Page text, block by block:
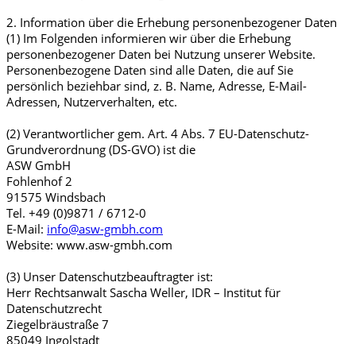
2. Information über die Erhebung personenbezogener Daten
(1) Im Folgenden informieren wir über die Erhebung
personenbezogener Daten bei Nutzung unserer Website.
Personenbezogene Daten sind alle Daten, die auf Sie
persönlich beziehbar sind, z. B. Name, Adresse, E-Mail-
Adressen, Nutzerverhalten, etc.
(2) Verantwortlicher gem. Art. 4 Abs. 7 EU-Datenschutz-
Grundverordnung (DS-GVO) ist die
ASW GmbH
Fohlenhof 2
91575 Windsbach
Tel. +49 (0)9871 / 6712-0
E-Mail: info@asw-gmbh.com
Website: www.asw-gmbh.com
(3) Unser Datenschutzbeauftragter ist:
Herr Rechtsanwalt Sascha Weller, IDR – Institut für
Datenschutzrecht
Ziegelbräustraße 7
85049 Ingolstadt